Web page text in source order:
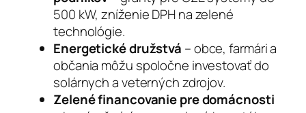
500 kW, zníženie DPH na zelené
technológie.
Energetické družstvá – obce, farmári a
občania môžu spoločne investovať do
solárnych a veterných zdrojov.
Zelené financovanie pre domácnosti